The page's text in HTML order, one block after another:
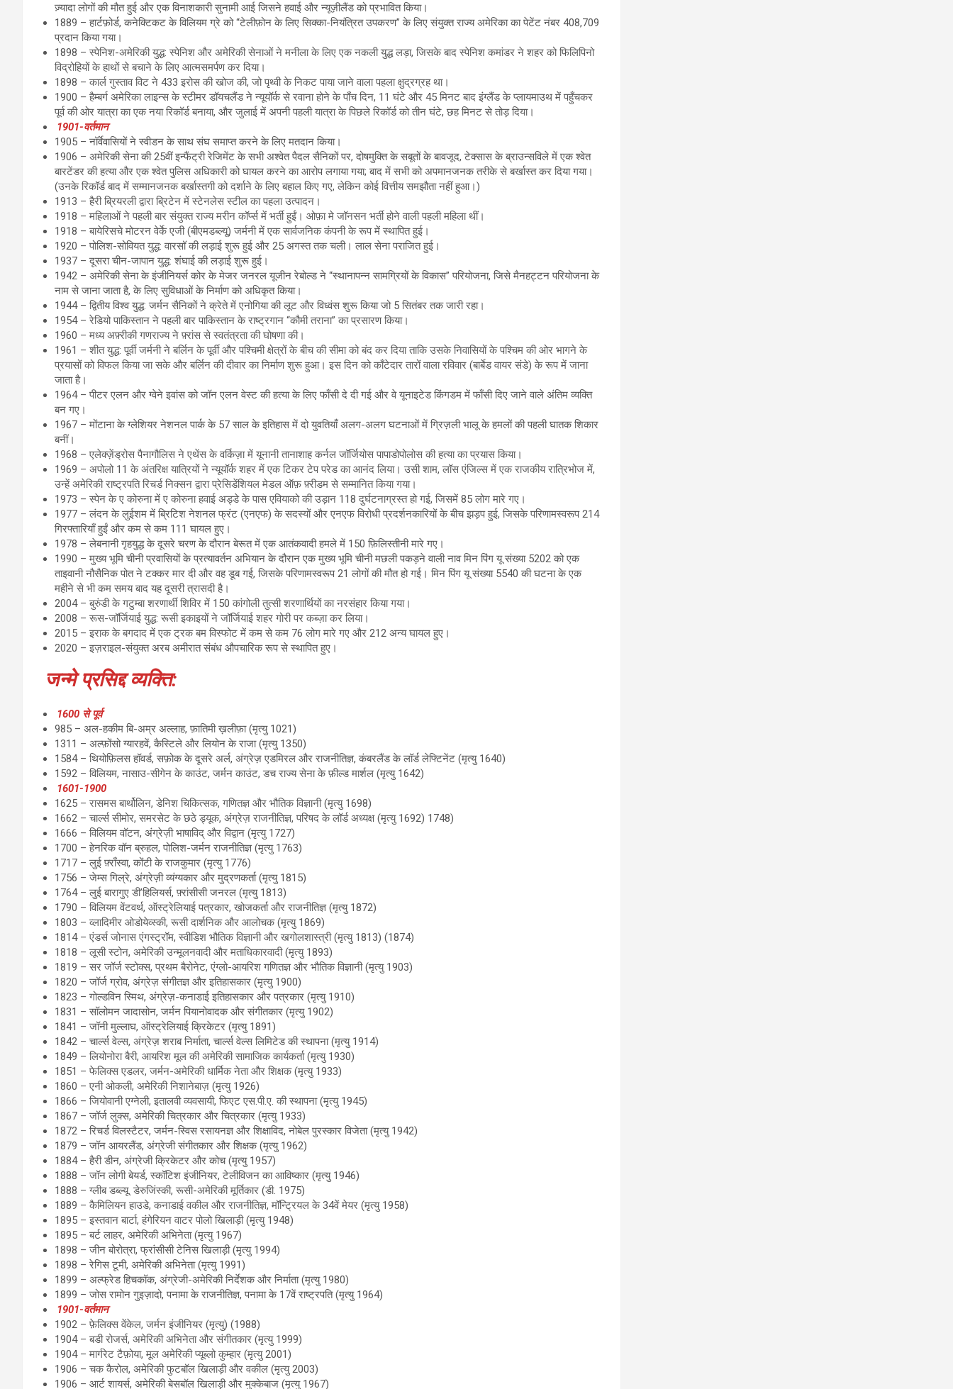
ज़्यादा लोगों की मौत हुई और एक विनाशकारी सुनामी आई जिसने हवाई और न्यूज़ीलैंड को प्रभावित किया।
1889 – हार्टफ़ोर्ड, कनेक्टिकट के विलियम ग्रे को “टेलीफ़ोन के लिए सिक्का-नियंत्रित उपकरण” के लिए संयुक्त राज्य अमेरिका का पेटेंट नंबर 408,709
प्रदान किया गया।
1898 – स्पेनिश-अमेरिकी युद्ध: स्पेनिश और अमेरिकी सेनाओं ने मनीला के लिए एक नकली युद्ध लड़ा, जिसके बाद स्पेनिश कमांडर ने शहर को फिलिपिनो
विद्रोहियों के हाथों से बचाने के लिए आत्मसमर्पण कर दिया।
1898 – कार्ल गुस्ताव विट ने 433 इरोस की खोज की, जो पृथ्वी के निकट पाया जाने वाला पहला क्षुद्रग्रह था।
1900 – हैम्बर्ग अमेरिका लाइन्स के स्टीमर डॉयचलैंड ने न्यूयॉर्क से रवाना होने के पाँच दिन, 11 घंटे और 45 मिनट बाद इंग्लैंड के प्लायमाउथ में पहुँचकर
पूर्व की ओर यात्रा का एक नया रिकॉर्ड बनाया, और जुलाई में अपनी पहली यात्रा के पिछले रिकॉर्ड को तीन घंटे, छह मिनट से तोड़ दिया।
1901-वर्तमान
1905 – नॉर्वेवासियों ने स्वीडन के साथ संघ समाप्त करने के लिए मतदान किया।
1906 – अमेरिकी सेना की 25वीं इन्फैंट्री रेजिमेंट के सभी अश्वेत पैदल सैनिकों पर, दोषमुक्ति के सबूतों के बावजूद, टेक्सास के ब्राउन्सविले में एक श्वेत
बारटेंडर की हत्या और एक श्वेत पुलिस अधिकारी को घायल करने का आरोप लगाया गया; बाद में सभी को अपमानजनक तरीके से बर्खास्त कर दिया गया।
(उनके रिकॉर्ड बाद में सम्मानजनक बर्खास्तगी को दर्शाने के लिए बहाल किए गए, लेकिन कोई वित्तीय समझौता नहीं हुआ।)
1913 – हैरी ब्रियरली द्वारा ब्रिटेन में स्टेनलेस स्टील का पहला उत्पादन।
1918 – महिलाओं ने पहली बार संयुक्त राज्य मरीन कॉर्प्स में भर्ती हुईं। ओफ़ा मे जॉनसन भर्ती होने वाली पहली महिला थीं।
1918 – बायेरिसचे मोटरन वेर्के एजी (बीएमडब्ल्यू) जर्मनी में एक सार्वजनिक कंपनी के रूप में स्थापित हुई।
1920 – पोलिश-सोवियत युद्ध: वारसॉ की लड़ाई शुरू हुई और 25 अगस्त तक चली। लाल सेना पराजित हुई।
1937 – दूसरा चीन-जापान युद्ध: शंघाई की लड़ाई शुरू हुई।
1942 – अमेरिकी सेना के इंजीनियर्स कोर के मेजर जनरल यूजीन रेबोल्ड ने “स्थानापन्न सामग्रियों के विकास” परियोजना, जिसे मैनहट्टन परियोजना के
नाम से जाना जाता है, के लिए सुविधाओं के निर्माण को अधिकृत किया।
1944 – द्वितीय विश्व युद्ध: जर्मन सैनिकों ने क्रेते में एनोगिया की लूट और विध्वंस शुरू किया जो 5 सितंबर तक जारी रहा।
1954 – रेडियो पाकिस्तान ने पहली बार पाकिस्तान के राष्ट्रगान “कौमी तराना” का प्रसारण किया।
1960 – मध्य अफ़्रीकी गणराज्य ने फ़्रांस से स्वतंत्रता की घोषणा की।
1961 – शीत युद्ध: पूर्वी जर्मनी ने बर्लिन के पूर्वी और पश्चिमी क्षेत्रों के बीच की सीमा को बंद कर दिया ताकि उसके निवासियों के पश्चिम की ओर भागने के
प्रयासों को विफल किया जा सके और बर्लिन की दीवार का निर्माण शुरू हुआ। इस दिन को काँटेदार तारों वाला रविवार (बार्बेड वायर संडे) के रूप में जाना
जाता है।
1964 – पीटर एलन और ग्वेने इवांस को जॉन एलन वेस्ट की हत्या के लिए फाँसी दे दी गई और वे यूनाइटेड किंगडम में फाँसी दिए जाने वाले अंतिम व्यक्ति
बन गए।
1967 – मोंटाना के ग्लेशियर नेशनल पार्क के 57 साल के इतिहास में दो युवतियाँ अलग-अलग घटनाओं में ग्रिज़ली भालू के हमलों की पहली घातक शिकार
बनीं।
1968 – एलेक्ज़ेंड्रोस पैनागौलिस ने एथेंस के वर्किज़ा में यूनानी तानाशाह कर्नल जॉर्जियोस पापाडोपोलोस की हत्या का प्रयास किया।
1969 – अपोलो 11 के अंतरिक्ष यात्रियों ने न्यूयॉर्क शहर में एक टिकर टेप परेड का आनंद लिया। उसी शाम, लॉस एंजिल्स में एक राजकीय रात्रिभोज में,
उन्हें अमेरिकी राष्ट्रपति रिचर्ड निक्सन द्वारा प्रेसिडेंशियल मेडल ऑफ़ फ़्रीडम से सम्मानित किया गया।
1973 – स्पेन के ए कोरुना में ए कोरुना हवाई अड्डे के पास एवियाको की उड़ान 118 दुर्घटनाग्रस्त हो गई, जिसमें 85 लोग मारे गए।
1977 – लंदन के लुईशम में ब्रिटिश नेशनल फ्रंट (एनएफ) के सदस्यों और एनएफ विरोधी प्रदर्शनकारियों के बीच झड़प हुई, जिसके परिणामस्वरूप 214
गिरफ्तारियाँ हुईं और कम से कम 111 घायल हुए।
1978 – लेबनानी गृहयुद्ध के दूसरे चरण के दौरान बेरूत में एक आतंकवादी हमले में 150 फ़िलिस्तीनी मारे गए।
1990 – मुख्य भूमि चीनी प्रवासियों के प्रत्यावर्तन अभियान के दौरान एक मुख्य भूमि चीनी मछली पकड़ने वाली नाव मिन पिंग यू संख्या 5202 को एक
ताइवानी नौसैनिक पोत ने टक्कर मार दी और वह डूब गई, जिसके परिणामस्वरूप 21 लोगों की मौत हो गई। मिन पिंग यू संख्या 5540 की घटना के एक
महीने से भी कम समय बाद यह दूसरी त्रासदी है।
2004 – बुरुंडी के गटुम्बा शरणार्थी शिविर में 150 कांगोली तुत्सी शरणार्थियों का नरसंहार किया गया।
2008 – रूस-जॉर्जियाई युद्ध: रूसी इकाइयों ने जॉर्जियाई शहर गोरी पर कब्ज़ा कर लिया।
2015 – इराक के बगदाद में एक ट्रक बम विस्फोट में कम से कम 76 लोग मारे गए और 212 अन्य घायल हुए।
2020 – इज़राइल-संयुक्त अरब अमीरात संबंध औपचारिक रूप से स्थापित हुए।
जन्मे प्रसिद्द व्यक्ति:
1600 से पूर्व
985 – अल-हकीम बि-अम्र अल्लाह, फ़ातिमी ख़लीफ़ा (मृत्यु 1021)
1311 – अल्फ़ोंसो ग्यारहवें, कैस्टिले और लियोन के राजा (मृत्यु 1350)
1584 – थियोफ़िलस हॉवर्ड, सफ़ोक के दूसरे अर्ल, अंग्रेज़ एडमिरल और राजनीतिज्ञ, कंबरलैंड के लॉर्ड लेफ्टिनेंट (मृत्यु 1640)
1592 – विलियम, नासाउ-सीगेन के काउंट, जर्मन काउंट, डच राज्य सेना के फ़ील्ड मार्शल (मृत्यु 1642)
1601-1900
1625 – रासमस बार्थोलिन, डेनिश चिकित्सक, गणितज्ञ और भौतिक विज्ञानी (मृत्यु 1698)
1662 – चार्ल्स सीमोर, समरसेट के छठे ड्यूक, अंग्रेज़ राजनीतिज्ञ, परिषद के लॉर्ड अध्यक्ष (मृत्यु 1692) 1748)
1666 – विलियम वॉटन, अंग्रेज़ी भाषाविद् और विद्वान (मृत्यु 1727)
1700 – हेनरिक वॉन ब्रुहल, पोलिश-जर्मन राजनीतिज्ञ (मृत्यु 1763)
1717 – लुई फ़्राँस्वा, कोंटी के राजकुमार (मृत्यु 1776)
1756 – जेम्स गिल्रे, अंग्रेज़ी व्यंग्यकार और मुद्रणकर्ता (मृत्यु 1815)
1764 – लुई बारागुए डी’हिलियर्स, फ़्रांसीसी जनरल (मृत्यु 1813)
1790 – विलियम वेंटवर्थ, ऑस्ट्रेलियाई पत्रकार, खोजकर्ता और राजनीतिज्ञ (मृत्यु 1872)
1803 – व्लादिमीर ओडोयेव्स्की, रूसी दार्शनिक और आलोचक (मृत्यु 1869)
1814 – एंडर्स जोनास एंगस्ट्रॉम, स्वीडिश भौतिक विज्ञानी और खगोलशास्त्री (मृत्यु 1813) (1874)
1818 – लूसी स्टोन, अमेरिकी उन्मूलनवादी और मताधिकारवादी (मृत्यु 1893)
1819 – सर जॉर्ज स्टोक्स, प्रथम बैरोनेट, एंग्लो-आयरिश गणितज्ञ और भौतिक विज्ञानी (मृत्यु 1903)
1820 – जॉर्ज ग्रोव, अंग्रेज़ संगीतज्ञ और इतिहासकार (मृत्यु 1900)
1823 – गोल्डविन स्मिथ, अंग्रेज़-कनाडाई इतिहासकार और पत्रकार (मृत्यु 1910)
1831 – सॉलोमन जादासोन, जर्मन पियानोवादक और संगीतकार (मृत्यु 1902)
1841 – जॉनी मुल्लाघ, ऑस्ट्रेलियाई क्रिकेटर (मृत्यु 1891)
1842 – चार्ल्स वेल्स, अंग्रेज़ शराब निर्माता, चार्ल्स वेल्स लिमिटेड की स्थापना (मृत्यु 1914)
1849 – लियोनोरा बैरी, आयरिश मूल की अमेरिकी सामाजिक कार्यकर्ता (मृत्यु 1930)
1851 – फेलिक्स एडलर, जर्मन-अमेरिकी धार्मिक नेता और शिक्षक (मृत्यु 1933)
1860 – एनी ओकली, अमेरिकी निशानेबाज़ (मृत्यु 1926)
1866 – जियोवानी एग्नेली, इतालवी व्यवसायी, फिएट एस.पी.ए. की स्थापना (मृत्यु 1945)
1867 – जॉर्ज लुक्स, अमेरिकी चित्रकार और चित्रकार (मृत्यु 1933)
1872 – रिचर्ड विलस्टैटर, जर्मन-स्विस रसायनज्ञ और शिक्षाविद, नोबेल पुरस्कार विजेता (मृत्यु 1942)
1879 – जॉन आयरलैंड, अंग्रेजी संगीतकार और शिक्षक (मृत्यु 1962)
1884 – हैरी डीन, अंग्रेजी क्रिकेटर और कोच (मृत्यु 1957)
1888 – जॉन लोगी बेयर्ड, स्कॉटिश इंजीनियर, टेलीविजन का आविष्कार (मृत्यु 1946)
1888 – ग्लीब डब्ल्यू. डेरुजिंस्की, रूसी-अमेरिकी मूर्तिकार (डी. 1975)
1889 – कैमिलियन हाउडे, कनाडाई वकील और राजनीतिज्ञ, मॉन्ट्रियल के 34वें मेयर (मृत्यु 1958)
1895 – इस्तवान बार्टा, हंगेरियन वाटर पोलो खिलाड़ी (मृत्यु 1948)
1895 – बर्ट लाहर, अमेरिकी अभिनेता (मृत्यु 1967)
1898 – जीन बोरोत्रा, फ्रांसीसी टेनिस खिलाड़ी (मृत्यु 1994)
1898 – रेगिस टूमी, अमेरिकी अभिनेता (मृत्यु 1991)
1899 – अल्फ्रेड हिचकॉक, अंग्रेजी-अमेरिकी निर्देशक और निर्माता (मृत्यु 1980)
1899 – जोस रामोन गुइज़ादो, पनामा के राजनीतिज्ञ, पनामा के 17वें राष्ट्रपति (मृत्यु 1964)
1901-वर्तमान
1902 – फ़ेलिक्स वेंकेल, जर्मन इंजीनियर (मृत्यु) (1988)
1904 – बडी रोजर्स, अमेरिकी अभिनेता और संगीतकार (मृत्यु 1999)
1904 – मार्गरेट टैफ़ोया, मूल अमेरिकी प्यूब्लो कुम्हार (मृत्यु 2001)
1906 – चक कैरोल, अमेरिकी फुटबॉल खिलाड़ी और वकील (मृत्यु 2003)
1906 – आर्ट शायर्स, अमेरिकी बेसबॉल खिलाड़ी और मुक्केबाज (मृत्यु 1967)